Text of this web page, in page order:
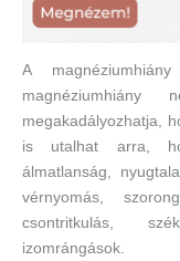
A
magnéziumhiány
megakadályozhatja,
is utalhat arra,
álmatlanság,
vérnyomás,
csontritkulás,
izomrángások.